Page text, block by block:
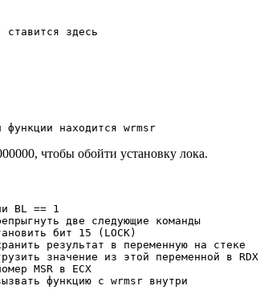
здесь
находится wrmsr
чтобы обойти установку лока.
== 1
две следующие команды
бит 15 (LOCK)
результат в переменную на стеке
значение из этой переменной в RDX
MSR в ECX
функцию с wrmsr внутри